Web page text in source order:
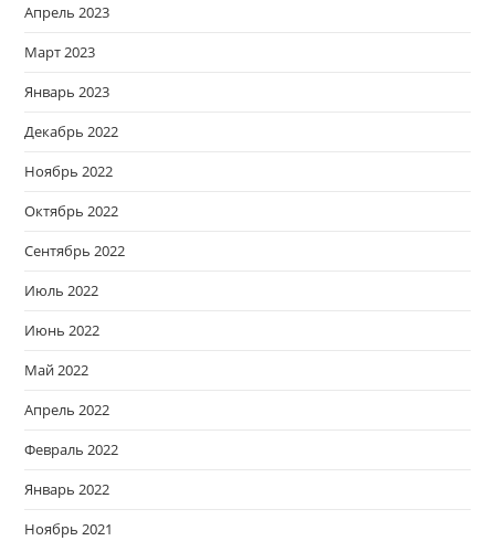
Апрель 2023
Март 2023
Январь 2023
Декабрь 2022
Ноябрь 2022
Октябрь 2022
Сентябрь 2022
Июль 2022
Июнь 2022
Май 2022
Апрель 2022
Февраль 2022
Январь 2022
Ноябрь 2021